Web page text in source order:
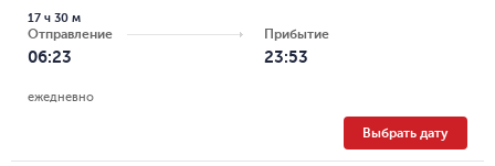
Отправление
06:23
17 ч 30 м
Прибытие
23:53
ежедневно
Выбрать дату